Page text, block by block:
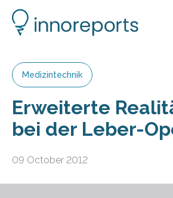
Medizintechnik
Erweiterte
bei der Leber-
09 October 2012